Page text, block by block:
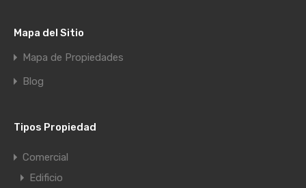
Mapa del Sitio
Mapa de Propiedades
Blog
Tipos Propiedad
Comercial
Edificio